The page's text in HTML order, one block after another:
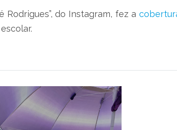
Rodrigues”, do Instagram, fez a